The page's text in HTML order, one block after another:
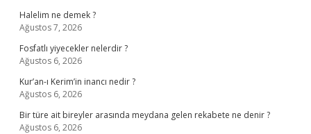
Halelim ne demek ?
Ağustos 7, 2026
Fosfatlı yiyecekler nelerdir ?
Ağustos 6, 2026
Kur’an-ı Kerim’in inancı nedir ?
Ağustos 6, 2026
Bir türe ait bireyler arasında meydana gelen rekabete ne denir ?
Ağustos 6, 2026